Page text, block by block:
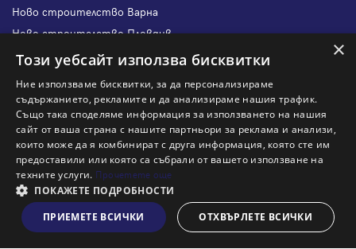
Виж на картата
Ново строителство Варна
Ново строителство Пловдив
Ново строителство Бургас
Защо да отдам имот с Адрес?
Наши офиси
Кариери
Кои сме ние?
Франчайз
Блог
Искаш ли да получаваш актуална информация за пазара
×
Този уебсайт използва бисквитки
Ние използваме бисквитки, за да персонализираме
съдържанието, рекламите и да анализираме нашия трафик.
Също така споделяме информация за използването на нашия
сайт от ваша страна с нашите партньори за реклама и анализи,
които може да я комбинират с друга информация, която сте им
предоставили или която са събрали от вашето използване на
техните услуги. Прочетете още
ПОКАЖЕТЕ ПОДРОБНОСТИ
ПРИЕМЕТЕ ВСИЧКИ
ОТХВЪРЛЕТЕ ВСИЧКИ